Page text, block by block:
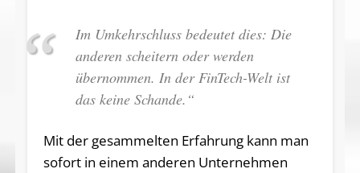
Im Umkehrschluss bedeutet dies: Die
anderen scheitern oder werden
übernommen. In der FinTech-Welt ist
das keine Schande.“
Mit der gesammelten Erfahrung kann man
sofort in einem anderen Unternehmen